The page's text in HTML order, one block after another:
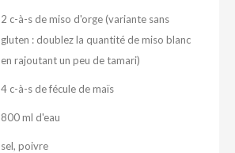
2 c-à-s de miso d'orge (variante sans
gluten : doublez la quantité de miso blanc
en rajoutant un peu de tamari)
4 c-à-s de fécule de maïs
800 ml d'eau
sel, poivre